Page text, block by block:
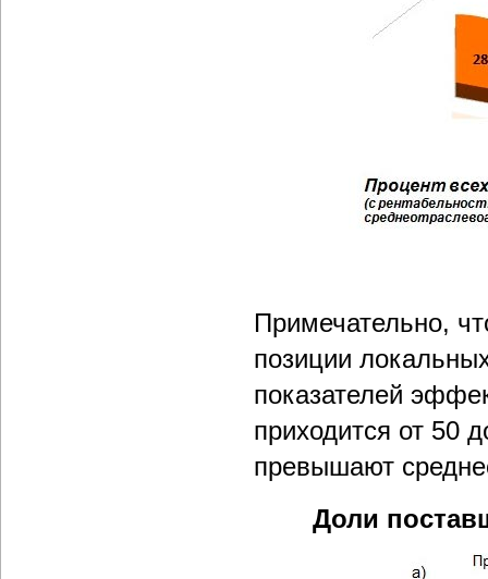
Примечательно,
позиции
показателей
приходится от 50
превышают
Доли